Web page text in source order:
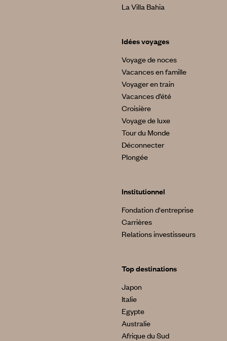
La Villa Bahia
Idées voyages
Voyage de noces
Vacances en famille
Voyager en train
Vacances d’été
Croisière
Voyage de luxe
Tour du Monde
Déconnecter
Plongée
Institutionnel
Fondation d'entreprise
Carrières
Relations investisseurs
Top destinations
Japon
Italie
Egypte
Australie
Afrique du Sud